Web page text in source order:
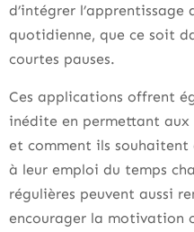
d’intégrer
quotidienne, que ce soit
courtes pauses.
Ces applications offrent
inédite en permettant
et comment ils souhaitent
à leur emploi du temps
régulières peuvent aussi
encourager la motivation